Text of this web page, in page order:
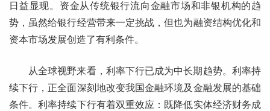
日益显现。资金从传统银行流向金融市场和非银机构的趋
势，虽然给银行经营带来一定挑战，但也为融资结构优化和
资本市场发展创造了有利条件。
从全球视野来看，利率下行已成为中长期趋势。利率持
续下行，正全面深刻地改变我国金融环境及金融发展的基础
条件。利率持续下行有着双重效应：既降低实体经济财务成